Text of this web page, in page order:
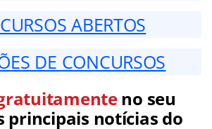
ABERTOS
DE CONCURSOS
no seu
principais notícias do